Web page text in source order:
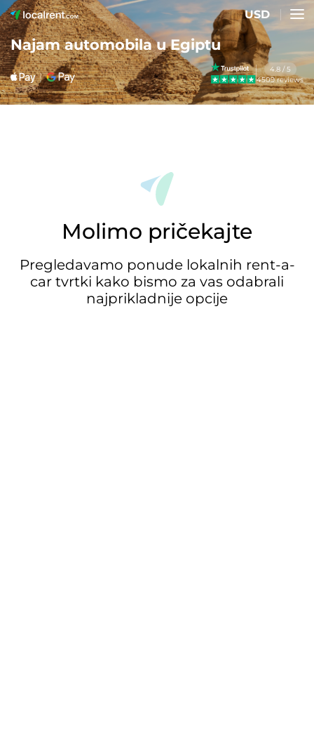
USD
Najam automobila u Egiptu
4.8 / 5
4509 reviews
Molimo pričekajte
Pregledavamo ponude lokalnih rent-a-
car tvrtki kako bismo za vas odabrali
najprikladnije opcije